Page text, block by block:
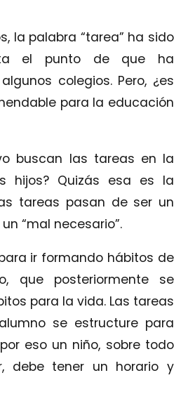
la palabra “tarea” ha sido
el punto de que ha
colegios. Pero, ¿es
para la educación
buscan las tareas en la
hijos? Quizás esa es la
tareas pasan de ser un
“mal necesario”.
ir formando hábitos de
que posteriormente se
para la vida. Las tareas
se estructure para
eso un niño, sobre todo
debe tener un horario y